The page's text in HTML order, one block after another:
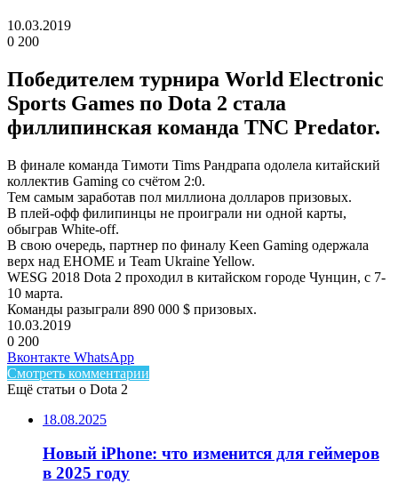
10.03.2019
0 200
Победителем турнира World Electronic
Sports Games по Dota 2 стала
филлипинская команда TNC Predator.
В финале команда Tимоти Tims Рандрапа одолела китайский
коллектив Gaming со счётом 2:0.
Тем самым заработав пол миллиона долларов призовых.
В плей-офф филипинцы не проиграли ни одной карты,
обыграв White-off.
В свою очередь, партнер по финалу Keen Gaming одержала
верх над EHOME и Team Ukraine Yellow.
WESG 2018 Dota 2 проходил в китайском городе Чунцин, с 7-
10 марта.
Команды разыграли 890 000 $ призовых.
10.03.2019
0 200
Facebook
Twitter
LinkedIn
Вконтакте WhatsAppTelegram
Смотреть комментарии
Ещё статьи о Dota 2
18.08.2025
Новый iPhone: что изменится для геймеров
в 2025 году